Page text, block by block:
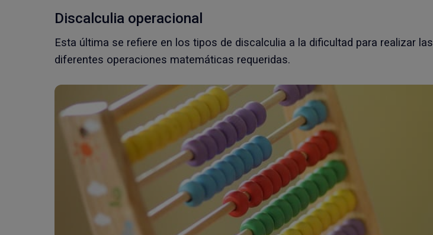
Discalculia operacional
Esta última se refiere en los tipos de discalculia a la dificultad para realizar las
diferentes operaciones matemáticas requeridas.